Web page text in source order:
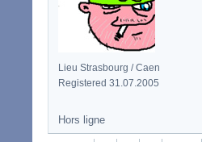
Lieu Strasbourg / Caen
Registered 31.07.2005
Hors ligne